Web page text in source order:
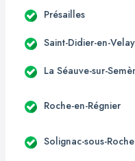
Présailles
Saint-Didier-en-Velay
La Séauve-sur-
Roche-en-Régnier
Solignac-sous-Roche